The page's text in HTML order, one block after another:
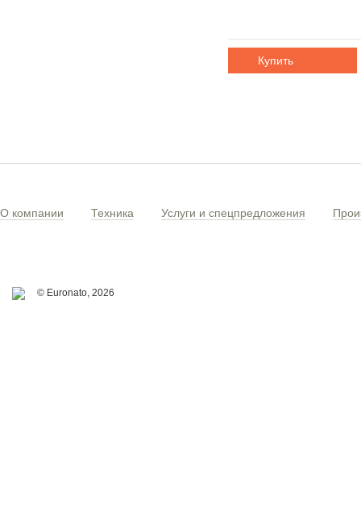
Купить
О компании Техника Услуги и спецпредложения
© Euronato, 2026